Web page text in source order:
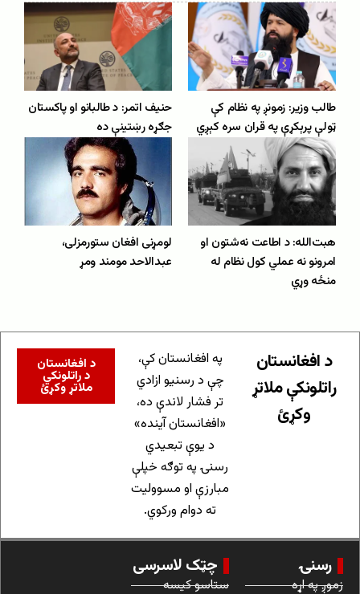
طالب وزیر: زمونږ په نظام کې
ټولې پرېکړې په قران سره کېږي
حنیف اتمر: د طالبانو او پاکستان
جګړه رښتینې ده
هبت‌الله: د اطاعت نه‌شتون او
امرونو نه عملي کول نظام له
منځه وړي
لومړنی افغان ستورمزلی،
عبدالاحد مومند ومړ
د افغانستان
راتلونکې ملاتړ
وکړئ
په افغانستان کې،
چې د رسنیو ازادي
تر فشار لاندې ده،
«افغانستان آینده»
د یوې تبعیدي
رسنۍ په توګه خپلې
مبارزې او مسوولیت
ته دوام ورکوي.
د افغانستان
د راتلونکي
ملاتړ وکړئ
رسنۍ
زموږ په اړه
چټک لاسرسی
ستاسو کیسه